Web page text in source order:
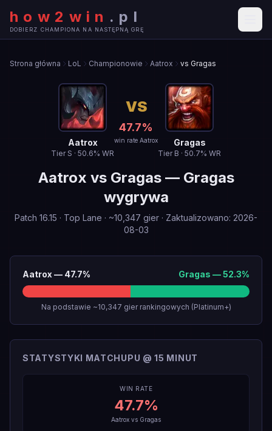
how2win . pl
DOBIERZ CHAMPIONA NA NASTĘPNĄ GRĘ
Strona główna LoL Championowie Aatrox vs Gragas
Aatrox
Tier S · 50.6% WR
VS
47.7%
win rate Aatrox Gragas
Tier B · 50.7% WR
Aatrox vs Gragas— Gragas
wygrywa
Patch 16.15 · Top Lane · ~10,347 gier · Zaktualizowano: 2026-
08-03
Aatrox — 47.7% Gragas —52.3%
Na podstawie ~10,347 gier rankingowych (Platinum+)
STATYSTYKI MATCHUPU @ 15 MINUT
WIN RATE
47.7%
Aatrox vs Gragas